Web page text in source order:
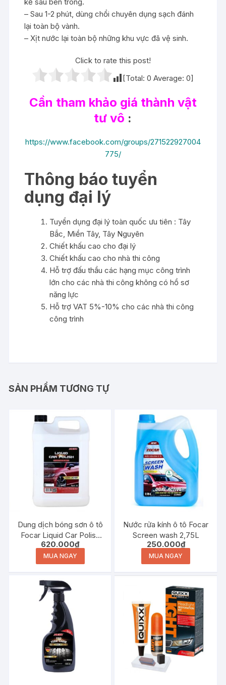
– Sau 1-2 phút, dùng chổi chuyên dụng sạch đánh
lại toàn bộ vành.
– Xịt nước lại toàn bộ những khu vực đã vệ sinh.
Click to rate this post!
[Total:0 Average:0]
Cần tham khảo giá thành vật
tư vô :
https://www.facebook.com/groups/271522927004
775/
Thông báo tuyển
dụng đại lý
Tuyển dụng đại lý toàn quốc ưu tiên : Tây
Bắc, Miền Tây, Tây Nguyên
Chiết khấu cao cho đại lý
Chiết khấu cao cho nhà thi công
Hỗ trợ đấu thầu các hạng mục công trình
lớn cho các nhà thi công không có hồ sơ
năng lực
Hỗ trợ VAT 5%-10% cho các nhà thi công
công trình
SẢN PHẨM TƯƠNG TỰ
Dung dịch bóng sơn ô tô
Focar Liquid Car Polish
5L
620.000₫
MUA NGAY
Nước rửa kính ô tô Focar
Screen wash 2,75L
250.000₫
MUA NGAY